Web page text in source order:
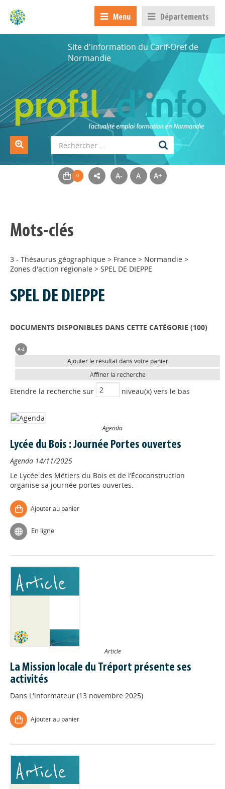
Menu Départements
Site d'information du Carif-Oref de
Normandie
A- A A+
Mots-clés
3 - Thésaurus géographique > France > Normandie >
Zones d'action régionale > SPEL DE DIEPPE
SPEL DE DIEPPE
DOCUMENTS DISPONIBLES DANS CETTE CATÉGORIE (100)
Ajouter le résultat dans votre panier
Affiner la recherche
Etendre la recherche sur niveau(x) vers le bas
Agenda
Lycée du Bois : Journée Portes ouvertes
Agenda 14/11/2025
Le Lycée des Métiers du Bois et de l’Écoconstruction
organise sa journée portes ouvertes.
Ajouter au panier
En ligne
Article
La Mission locale du Tréport présente ses
activités
Dans L'informateur (13 novembre 2025)
Ajouter au panier